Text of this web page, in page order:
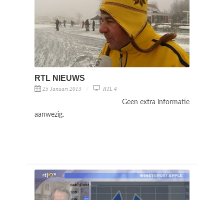
RTL NIEUWS
25 Januari 2013 RTL 4
Geen extra informatie
aanwezig.